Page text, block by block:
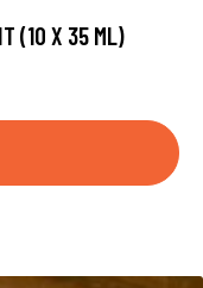
(10 X 35 ML)